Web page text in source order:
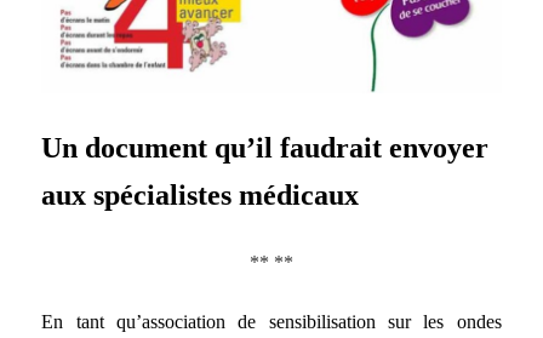
Un document qu’il faudrait envoyer
aux spécialistes médicaux
** **
En tant qu’association de sensibilisation sur les ondes